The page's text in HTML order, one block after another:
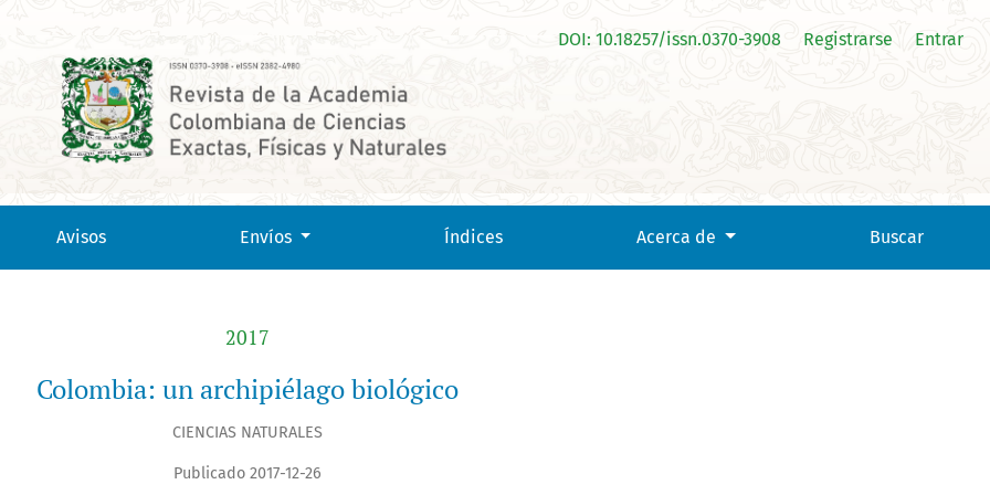
Avisos Envíos Índices Acerca de Buscar
DOI: 10.18257/issn.0370-3908 Registrarse Entrar
2017
Colombia: un archipiélago biológico
CIENCIAS NATURALES
Publicado 2017-12-26